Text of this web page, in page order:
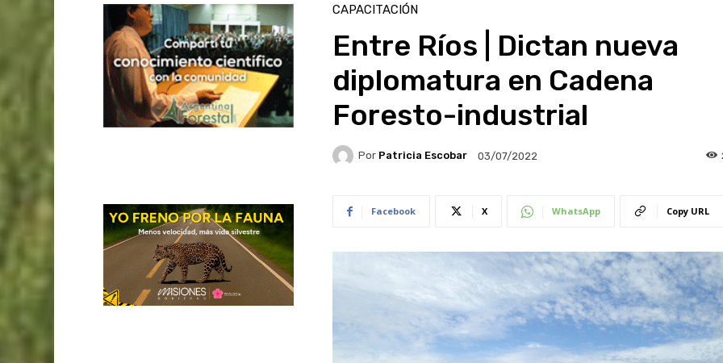
CAPACITACIÓN
Entre Ríos | Dictan nueva
diplomatura en Cadena
Foresto-industrial
Por Patricia Escobar 03/07/2022
Facebook X WhatsApp Copy URL